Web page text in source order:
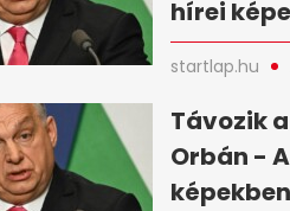
hírei
startlap.hu
Távozik
Orbán -
képekben